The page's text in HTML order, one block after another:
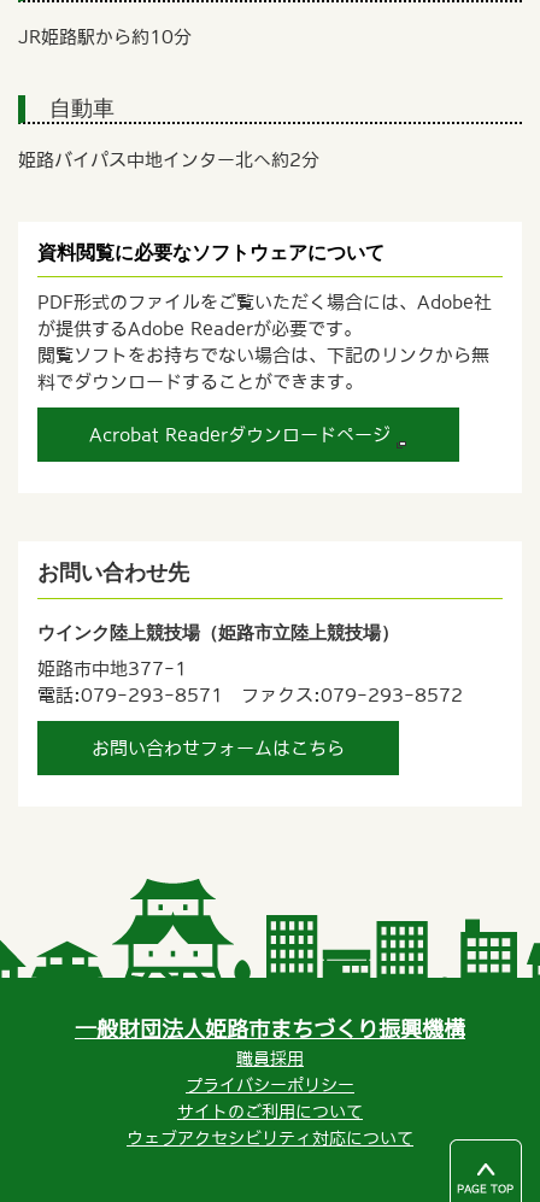
JR姫路駅から約10分
自動車
姫路バイパス中地インター北へ約2分
資料閲覧に必要なソフトウェアについて
PDF形式のファイルをご覧いただく場合には、Adobe社
が提供するAdobe Readerが必要です。
閲覧ソフトをお持ちでない場合は、下記のリンクから無
料でダウンロードすることができます。
Acrobat Readerダウンロードページ
お問い合わせ先
ウインク陸上競技場（姫路市立陸上競技場）
姫路市中地377-1
電話:079-293-8571 ファクス:079-293-8572
お問い合わせフォームはこちら
一般財団法人姫路市まちづくり振興機構
職員採用
プライバシーポリシー
サイトのご利用について
ウェブアクセシビリティ対応について